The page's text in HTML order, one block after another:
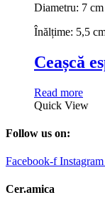
Diametru: 7 cm
Înălțime: 5,5
Ceașcă
Read more
Quick View
Follow us on:
Facebook-f Instagram
Cer.amica